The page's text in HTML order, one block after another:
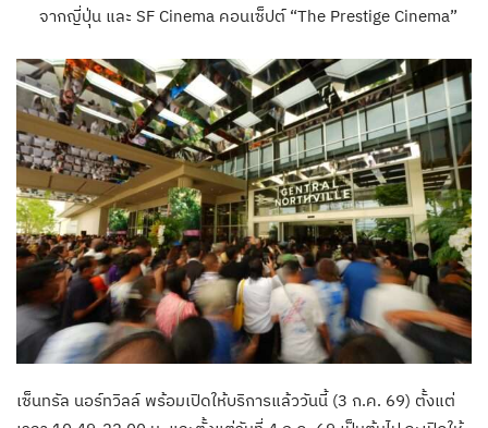
จากญี่ปุ่น และ SF Cinema คอนเซ็ปต์ “The Prestige Cinema”
เซ็นทรัล นอร์ทวิลล์ พร้อมเปิดให้บริการแล้ววันนี้ (3 ก.ค. 69) ตั้งแต่